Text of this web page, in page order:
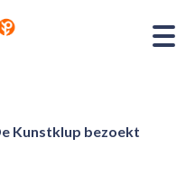
Kunstklup bezoekt